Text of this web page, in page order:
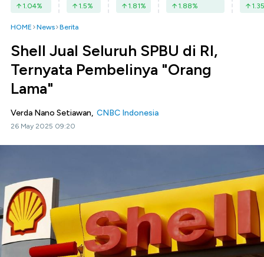
1.04% 1.5% 1.81% 1.88% 1.35
HOME News Berita
Shell Jual Seluruh SPBU di RI,
Ternyata Pembelinya "Orang
Lama"
Verda Nano Setiawan, CNBC Indonesia
26 May 2025 09:20